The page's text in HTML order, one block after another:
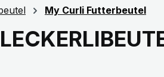
My Curli Futterbeutel